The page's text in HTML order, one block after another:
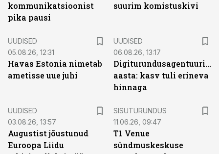
kommunikatsioonist
pika pausi
suurim komistuskivi
UUDISED
05.08.26, 12:31
Havas Estonia nimetab
ametisse uue juhi
UUDISED
06.08.26, 13:17
Digiturundusagentuuride
aasta: kasv tuli erineva
hinnaga
UUDISED
03.08.26, 13:57
Augustist jõustunud
Euroopa Liidu
SISUTURUNDUS
11.06.26, 09:47
T1 Venue
sündmuskeskuse